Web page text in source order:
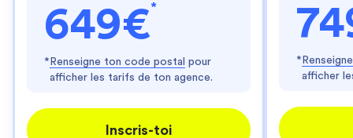
649€*
* Renseigne ton code postal pour
afficher les tarifs de ton agence.
Inscris-toi
*
afficher